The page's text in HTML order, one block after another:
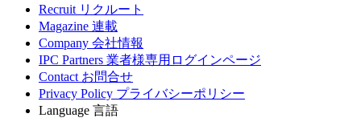
Recruit リクルート
Magazine 連載
Company 会社情報
IPC Partners 業者様専用ログインページ
Contact お問合せ
Privacy Policy プライバシーポリシー
Language 言語